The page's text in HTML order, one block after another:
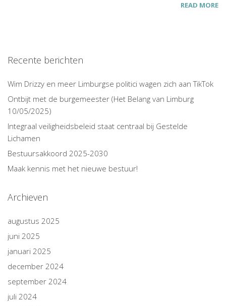
READ MORE
Recente berichten
Wim Drizzy en meer Limburgse politici wagen zich aan TikTok
Ontbijt met de burgemeester (Het Belang van Limburg
10/05/2025)
Integraal veiligheidsbeleid staat centraal bij Gestelde
Lichamen
Bestuursakkoord 2025-2030
Maak kennis met het nieuwe bestuur!
Archieven
augustus 2025
juni 2025
januari 2025
december 2024
september 2024
juli 2024